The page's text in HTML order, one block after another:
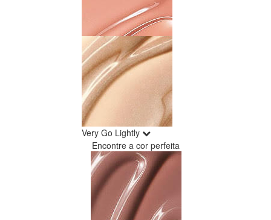
Very Go Lightly
Encontre a cor perfeita